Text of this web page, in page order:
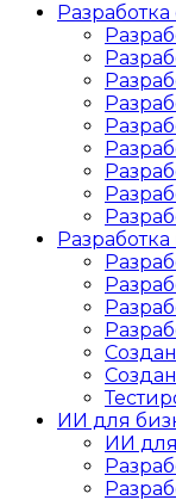
ИИ для
ИИ